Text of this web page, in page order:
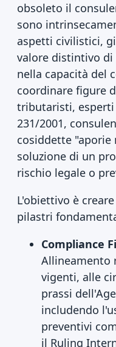
obsoleto il
sono
aspetti civilistici,
valore distintivo di
nella capacità del
coordinare figure
tributaristi, esperti
231/2001,
cosiddette "aporie
soluzione di un
rischio legale o
L'obiettivo è
pilastri
Compliance
Allineamento
vigenti, alle
prassi
includendo
preventivi
il Ruling